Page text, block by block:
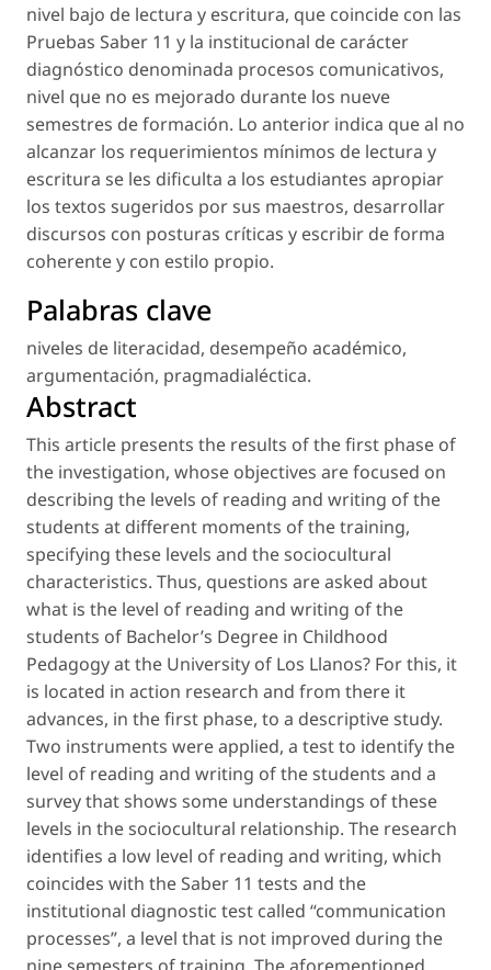
nivel bajo de lectura y escritura, que coincide con las
Pruebas Saber 11 y la institucional de carácter
diagnóstico denominada procesos comunicativos,
nivel que no es mejorado durante los nueve
semestres de formación. Lo anterior indica que al no
alcanzar los requerimientos mínimos de lectura y
escritura se les dificulta a los estudiantes apropiar
los textos sugeridos por sus maestros, desarrollar
discursos con posturas críticas y escribir de forma
coherente y con estilo propio.
Palabras clave
niveles de literacidad, desempeño académico,
argumentación, pragmadialéctica.
Abstract
This article presents the results of the first phase of
the investigation, whose objectives are focused on
describing the levels of reading and writing of the
students at different moments of the training,
specifying these levels and the sociocultural
characteristics. Thus, questions are asked about
what is the level of reading and writing of the
students of Bachelor’s Degree in Childhood
Pedagogy at the University of Los Llanos? For this, it
is located in action research and from there it
advances, in the first phase, to a descriptive study.
Two instruments were applied, a test to identify the
level of reading and writing of the students and a
survey that shows some understandings of these
levels in the sociocultural relationship. The research
identifies a low level of reading and writing, which
coincides with the Saber 11 tests and the
institutional diagnostic test called “communication
processes”, a level that is not improved during the